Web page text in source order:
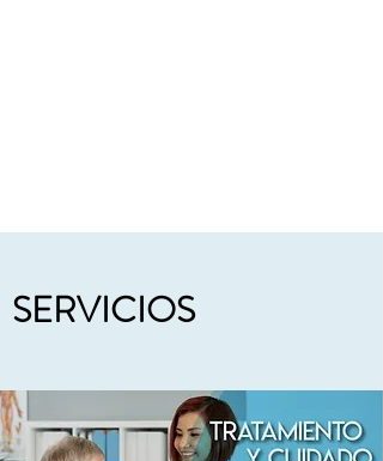
SERVICIOS